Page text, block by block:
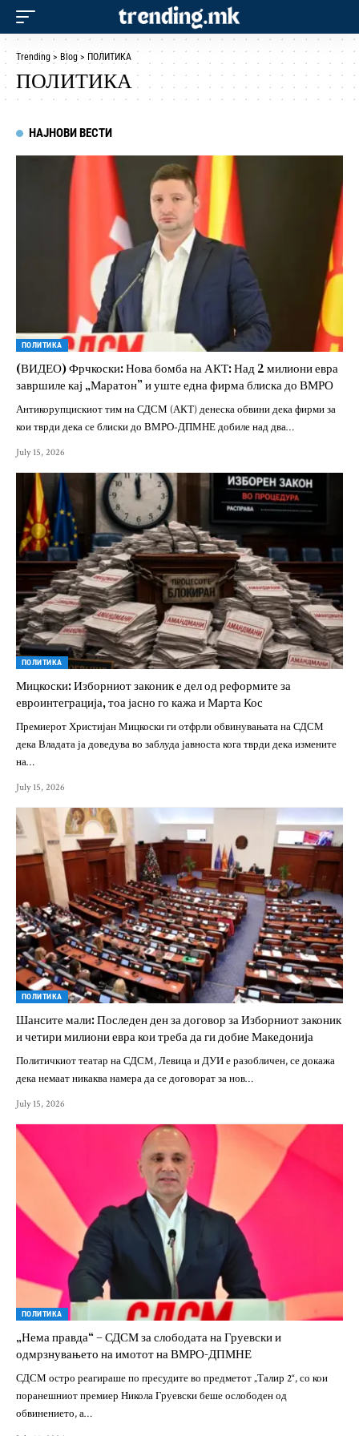
Trending > Blog > ПОЛИТИКА
ПОЛИТИКА
НАЈНОВИ ВЕСТИ
ПОЛИТИКА
(ВИДЕО) Фрчкоски: Нова бомба на АКТ: Над 2 милиони евра
завршиле кај „Маратон” и уште една фирма блиска до ВМРО
Антикорупцискиот тим на СДСМ (АКТ) денеска обвини дека фирми за
кои тврди дека се блиски до ВМРО-ДПМНЕ добиле над два…
July 15, 2026
ПОЛИТИКА
Мицкоски: Изборниот законик е дел од реформите за
евроинтеграција, тоа јасно го кажа и Марта Кос
Премиерот Христијан Мицкоски ги отфрли обвинувањата на СДСМ
дека Владата ја доведува во заблуда јавноста кога тврди дека измените
на…
July 15, 2026
ПОЛИТИКА
Шансите мали: Последен ден за договор за Изборниот законик
и четири милиони евра кои треба да ги добие Македонија
Политичкиот театар на СДСM, Левица и ДУИ е разобличен, се докажа
дека немаат никаква намера да се договорат за нов…
July 15, 2026
ПОЛИТИКА
„Нема правда“ – СДСМ за слободата на Груевски и
одмрзнувањето на имотот на ВМРО-ДПМНЕ
СДСМ остро реагираше по пресудите во предметот „Талир 2“, со кои
поранешниот премиер Никола Груевски беше ослободен од
обвинението, а…